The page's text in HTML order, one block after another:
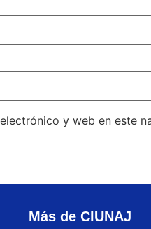
y web en este
Más de CIUNAJ